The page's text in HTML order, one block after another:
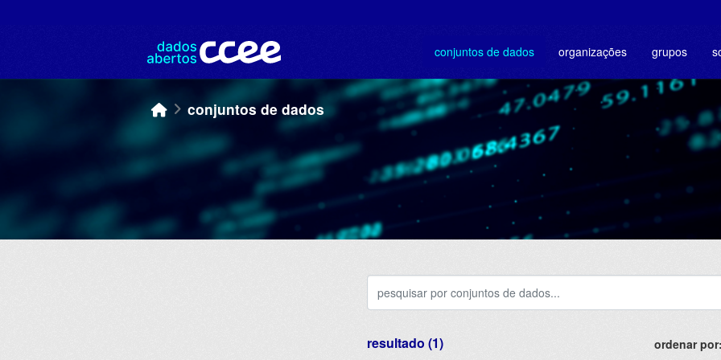
conjuntos de dados organizações grupos
conjuntos de dados
ordenar por
resultado (1)